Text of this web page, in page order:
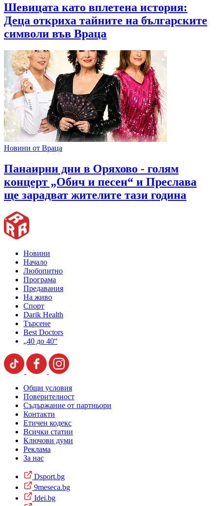
Шевицата като вплетена история:
Деца откриха тайните на българските
символи във Враца
Новини от Враца
Панаирни дни в Оряхово - голям
концерт „Обич и песен“ и Преслава
ще зарадват жителите тази година
Новини
Начало
Любопитно
Програма
Предавания
На живо
Спорт
Darik Health
Търсене
Best Doctors
„40 до 40“
Общи условия
Поверителност
Съдържание от партньори
Контакти
Етичен кодекс
Всички статии
Ключови думи
Реклама
За нас
Dsport.bg
9meseca.bg
Idei.bg